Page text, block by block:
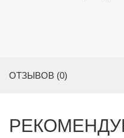
ОТЗЫВОВ (0)